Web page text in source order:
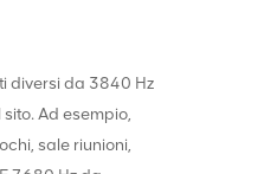
diversi da 3840 Hz
Ad esempio,
sale riunioni,